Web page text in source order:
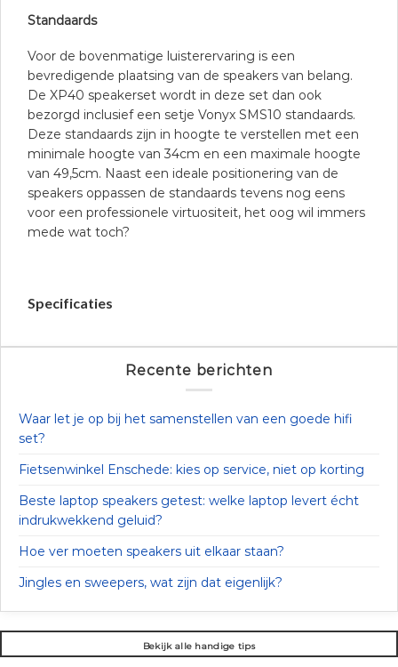
Standaards
Voor de bovenmatige luisterervaring is een
bevredigende plaatsing van de speakers van belang.
De XP40 speakerset wordt in deze set dan ook
bezorgd inclusief een setje Vonyx SMS10 standaards.
Deze standaards zijn in hoogte te verstellen met een
minimale hoogte van 34cm en een maximale hoogte
van 49,5cm. Naast een ideale positionering van de
speakers oppassen de standaards tevens nog eens
voor een professionele virtuositeit, het oog wil immers
mede wat toch?
Specificaties
Recente berichten
Waar let je op bij het samenstellen van een goede hifi
set?
Fietsenwinkel Enschede: kies op service, niet op korting
Beste laptop speakers getest: welke laptop levert écht
indrukwekkend geluid?
Hoe ver moeten speakers uit elkaar staan?
Jingles en sweepers, wat zijn dat eigenlijk?
Bekijk alle handige tips